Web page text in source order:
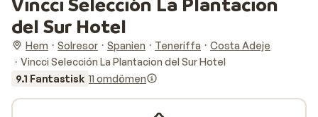
del Sur Hotel
Hem Solresor Spanien Teneriffa
Costa Adeje
Vincci Selección La Plantacion del Sur Hotel
9.1 Fantastisk 11 omdömen